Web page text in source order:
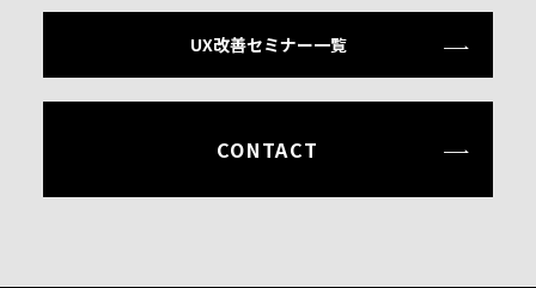
UX改善セミナー一覧
CONTACT